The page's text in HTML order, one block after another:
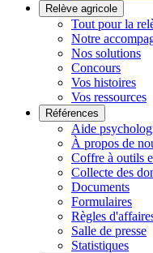
Relève agricole
Tout pour la
Notre
Nos solutions
Concours
Vos histoires
Vos ressources
Références
Aide
À propos de
Coffre à outils
Collecte des
Documents
Formulaires
Règles
Salle de presse
Statistiques